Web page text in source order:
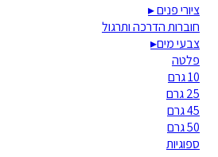
ציורי פנים▸
חוברות הדרכה ותרגול
צבעי מים▸
פלטה
10 גרם
25 גרם
45 גרם
50 גרם
ספוגיות